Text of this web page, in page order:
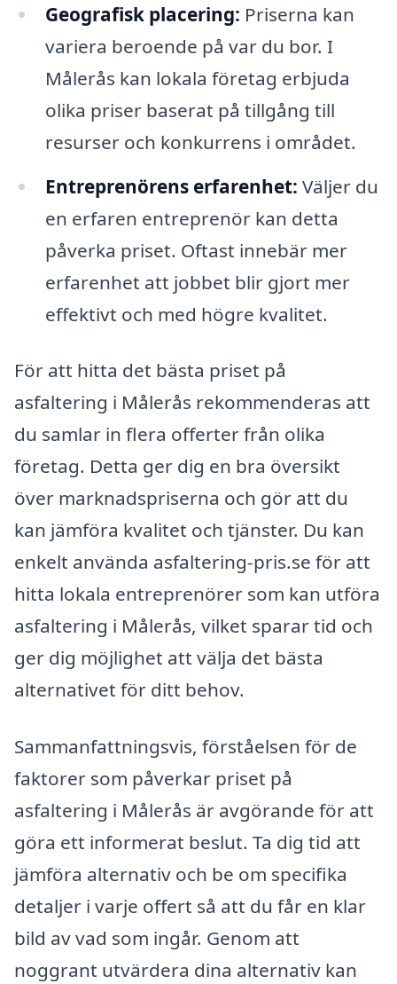
Geografisk placering: Priserna kan
variera beroende på var du bor. I
Målerås kan lokala företag erbjuda
olika priser baserat på tillgång till
resurser och konkurrens i området.
Entreprenörens erfarenhet: Väljer du
en erfaren entreprenör kan detta
påverka priset. Oftast innebär mer
erfarenhet att jobbet blir gjort mer
effektivt och med högre kvalitet.
För att hitta det bästa priset på
asfaltering i Målerås rekommenderas att
du samlar in flera offerter från olika
företag. Detta ger dig en bra översikt
över marknadspriserna och gör att du
kan jämföra kvalitet och tjänster. Du kan
enkelt använda asfaltering-pris.se för att
hitta lokala entreprenörer som kan utföra
asfaltering i Målerås, vilket sparar tid och
ger dig möjlighet att välja det bästa
alternativet för ditt behov.
Sammanfattningsvis, förståelsen för de
faktorer som påverkar priset på
asfaltering i Målerås är avgörande för att
göra ett informerat beslut. Ta dig tid att
jämföra alternativ och be om specifika
detaljer i varje offert så att du får en klar
bild av vad som ingår. Genom att
noggrant utvärdera dina alternativ kan